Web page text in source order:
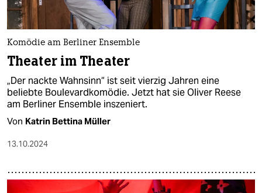
Komödie am Berliner Ensemble
Theater im Theater
„Der nackte Wahnsinn“ ist seit vierzig Jahren eine
beliebte Boulevardkomödie. Jetzt hat sie Oliver Reese
am Berliner Ensemble inszeniert.
Von Katrin Bettina Müller
13.10.2024